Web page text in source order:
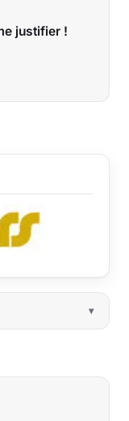
justifier !